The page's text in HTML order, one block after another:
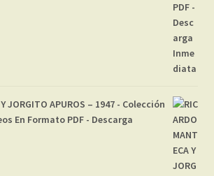
Y JORGITO APUROS – 1947 - Colección
En Formato PDF - Descarga